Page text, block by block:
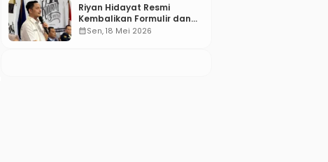
Riyan Hidayat Resmi
Kembalikan Formulir dan
Berkas Pencalonan Ketua
calendar_monthSen, 18 Mei 2026